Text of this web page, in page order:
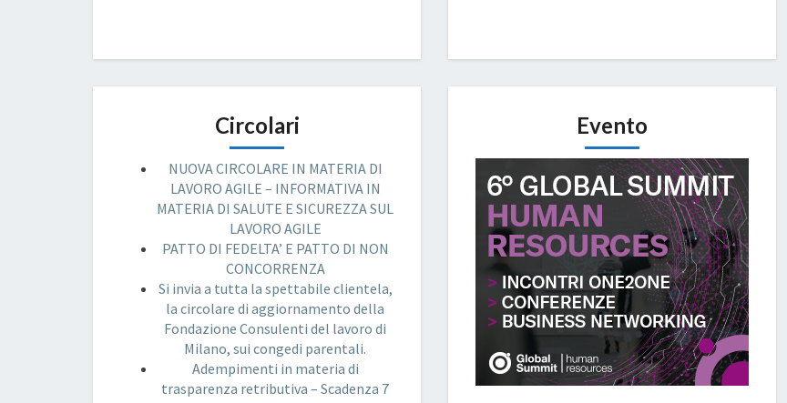
Circolari
NUOVA CIRCOLARE IN MATERIA DI
LAVORO AGILE – INFORMATIVA IN
MATERIA DI SALUTE E SICUREZZA SUL
LAVORO AGILE
PATTO DI FEDELTA’ E PATTO DI NON
CONCORRENZA
Si invia a tutta la spettabile clientela,
la circolare di aggiornamento della
Fondazione Consulenti del lavoro di
Milano, sui congedi parentali.
Adempimenti in materia di
trasparenza retributiva – Scadenza 7
Evento